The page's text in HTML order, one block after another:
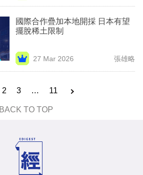
國際合作疊加本地開採 日本有望
擺脫稀土限制
27 Mar 2026 張雄略
2 3 … 11
BACK TO TOP